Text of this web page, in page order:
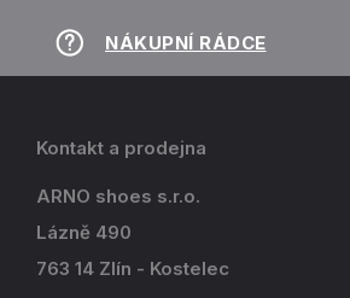
NÁKUPNÍ RÁDCE
Kontakt a prodejna
ARNO shoes s.r.o.
Lázně 490
763 14 Zlín - Kostelec